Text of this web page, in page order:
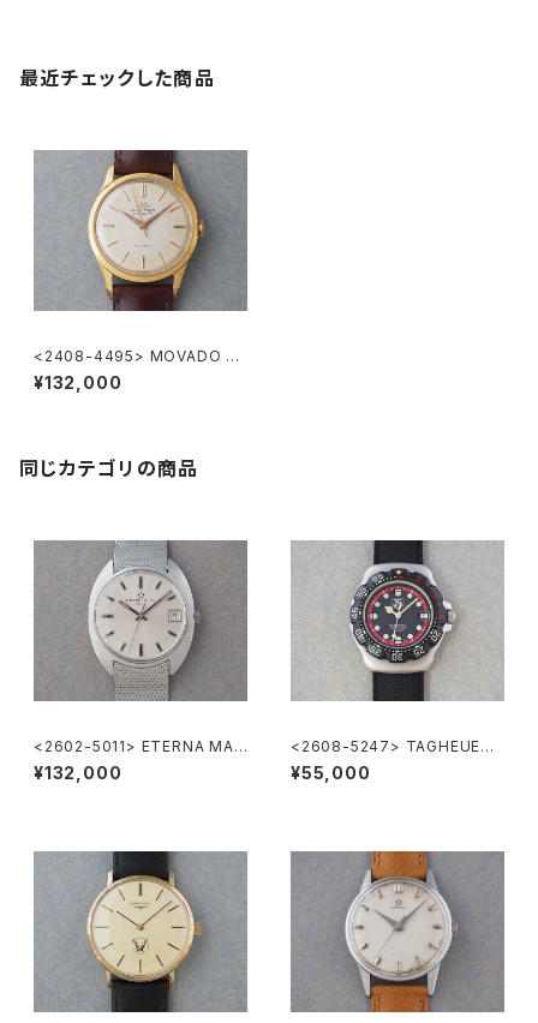
最近チェックした商品
<2408-4495> MOVADO au
tomatic
¥132,000
同じカテゴリの商品
<2602-5011> ETERNA MAT
IC 3003
¥132,000
<2608-5247> TAGHEUER
FORMULA1
¥55,000